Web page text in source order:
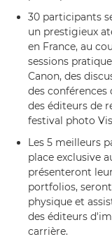
30 participants
un prestigieux
en France, au
sessions
Canon, des
des conférences
des éditeurs de
festival photo
Les 5 meilleurs
place exclusive
présenteront
portfolios,
physique et
des éditeurs
carrière.